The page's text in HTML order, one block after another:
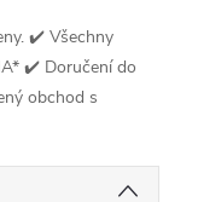
✔️ Všechny
✔️ Doručení do
obchod s